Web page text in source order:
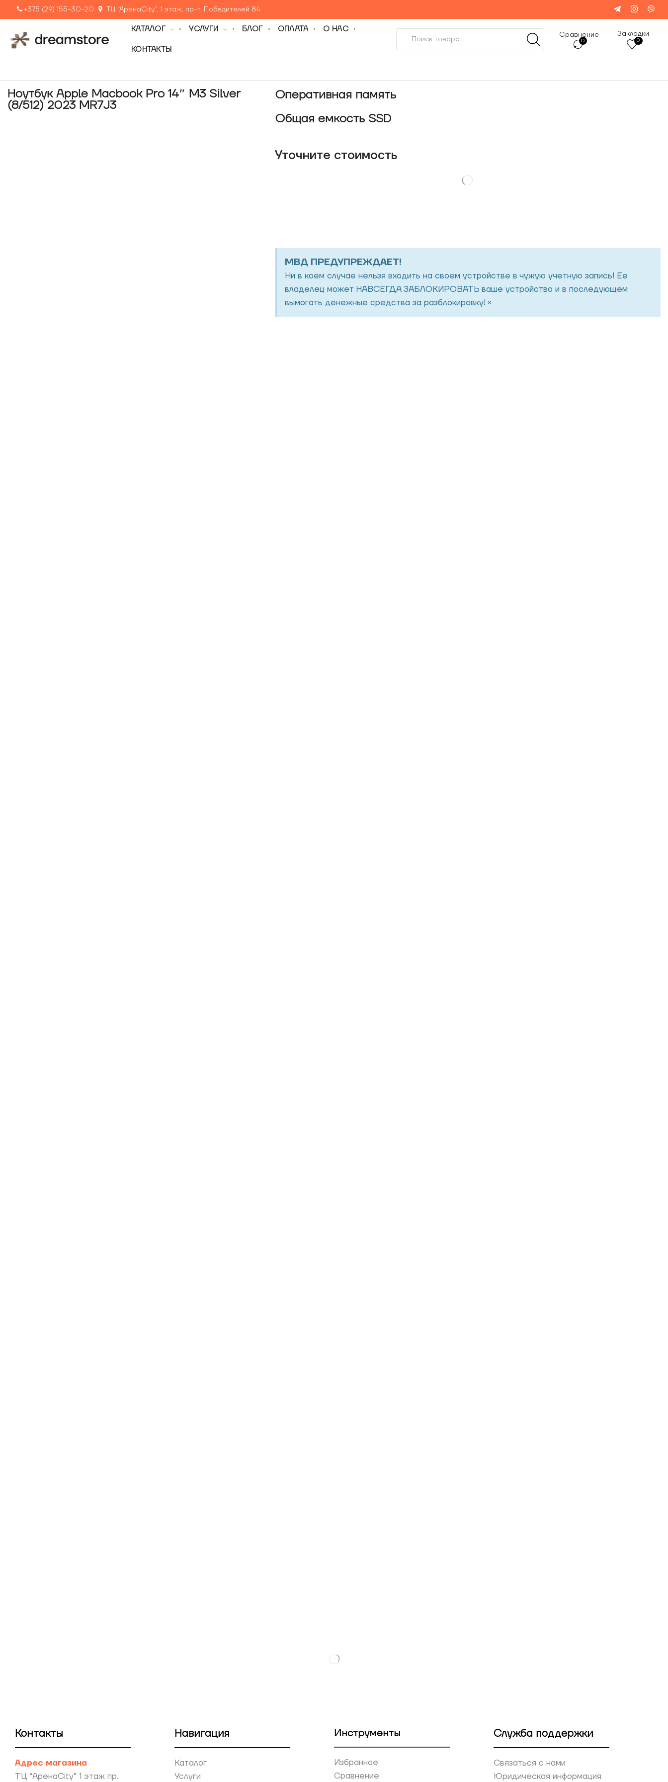
+375 (29) 155-30-20 ТЦ “АренаCity”, 1 этаж, пр-т. Победителей 84
КАТАЛОГ УСЛУГИ БЛОГ ОПЛАТА О НАС
КОНТАКТЫ
Сравнение
0
Закладки
0
Ноутбук Apple Macbook Pro 14″ M3 Silver
(8/512) 2023 MR7J3
Оперативная память
Общая емкость SSD
Уточнитe стоимость
МВД ПРЕДУПРЕЖДАЕТ!
Ни в коем случае нельзя входить на своем устройстве в чужую учетную запись! Ее
владелец может НАВСЕГДА ЗАБЛОКИРОВАТЬ ваше устройство и в последующем
вымогать денежные средства за разблокировку! ×
Контакты
Адрес магазина
ТЦ “АренаCity” 1 этаж пр.
Навигация
Каталог
Услуги
Инструменты
Избранное
Сравнение
Служба поддержки
Связаться с нами
Юридическая информация